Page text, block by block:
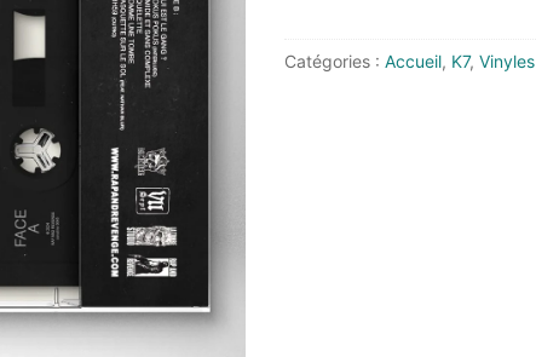
Catégories : Accueil, K7,